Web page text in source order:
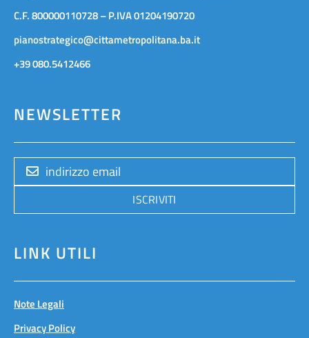
C.F. 800000110728 – P.IVA 01204190720
pianostrategico@cittametropolitana.ba.it
+39 080.5412466
NEWSLETTER
ISCRIVITI
LINK UTILI
Note Legali
Privacy Policy